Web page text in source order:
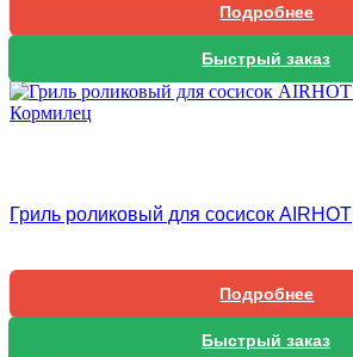
Подробнее
Быстрый заказ
Гриль роликовый для сосисок AIRHOT
Подробнее
Быстрый заказ